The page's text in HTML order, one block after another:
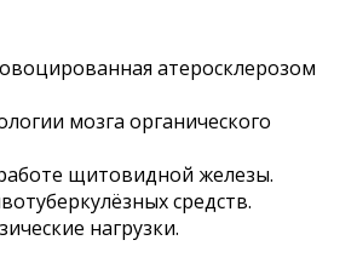
атеросклерозом
мозга органического
щитовидной железы.
средств.
нагрузки.